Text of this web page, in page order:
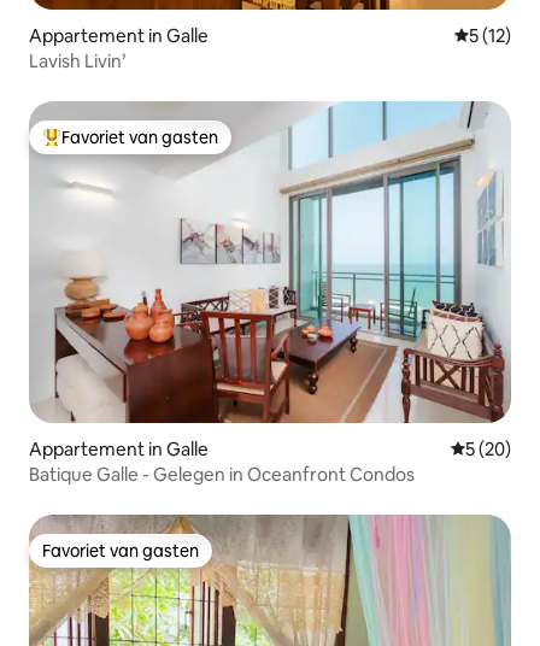
Appartement in Galle
5 (12)
Lavish Livin’
Topfavoriet van gasten
Favoriet van gasten
Appartement in Galle
5 (20)
Batique Galle - Gelegen in Oceanfront Condos
Favoriet van gasten
Favoriet van gasten